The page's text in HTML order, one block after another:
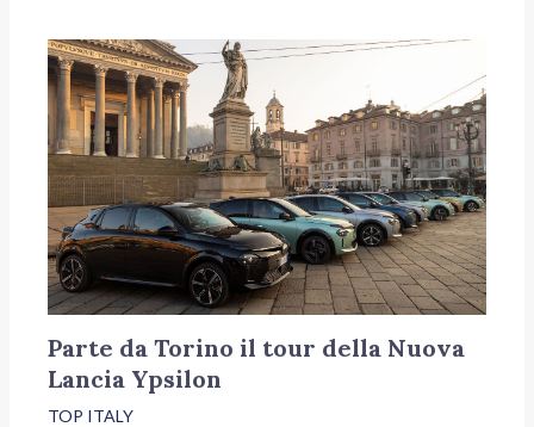
Parte da Torino il tour della Nuova
Lancia Ypsilon
TOP ITALY